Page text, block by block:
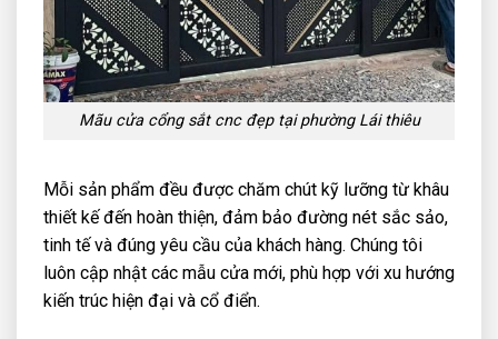
Mãu cửa cổng sắt cnc đẹp tại phường Lái thiêu
Mỗi sản phẩm đều được chăm chút kỹ lưỡng từ khâu
thiết kế đến hoàn thiện, đảm bảo đường nét sắc sảo,
tinh tế và đúng yêu cầu của khách hàng. Chúng tôi
luôn cập nhật các mẫu cửa mới, phù hợp với xu hướng
kiến trúc hiện đại và cổ điển.